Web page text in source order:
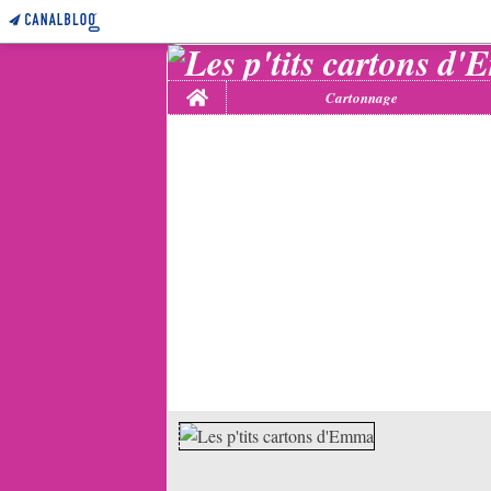
Home Cartonnage